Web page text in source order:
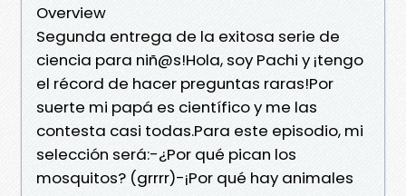
Overview
Segunda entrega de la exitosa serie de
ciencia para niñ@s!Hola, soy Pachi y ¡tengo
el récord de hacer preguntas raras!Por
suerte mi papá es científico y me las
contesta casi todas.Para este episodio, mi
selección será:-¿Por qué pican los
mosquitos? (grrrr)-¡Por qué hay animales